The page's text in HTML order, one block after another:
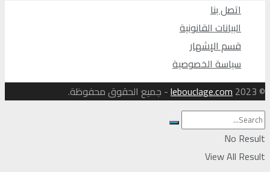
اتصل بنا
البيانات القانونية
قسم الإشهار
سياسة الخصوصية
© 2023
lebouclage.com- جميع الحقوق محفوظة.
No Result
View All Result